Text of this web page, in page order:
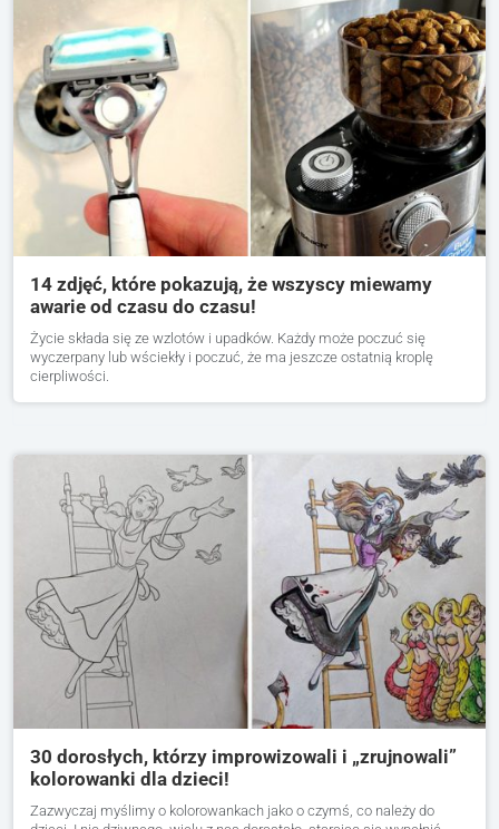
14 zdjęć, które pokazują, że wszyscy miewamy
awarie od czasu do czasu!
Życie składa się ze wzlotów i upadków. Każdy może poczuć się
wyczerpany lub wściekły i poczuć, że ma jeszcze ostatnią kroplę
cierpliwości.
30 dorosłych, którzy improwizowali i „zrujnowali”
kolorowanki dla dzieci!
Zazwyczaj myślimy o kolorowankach jako o czymś, co należy do